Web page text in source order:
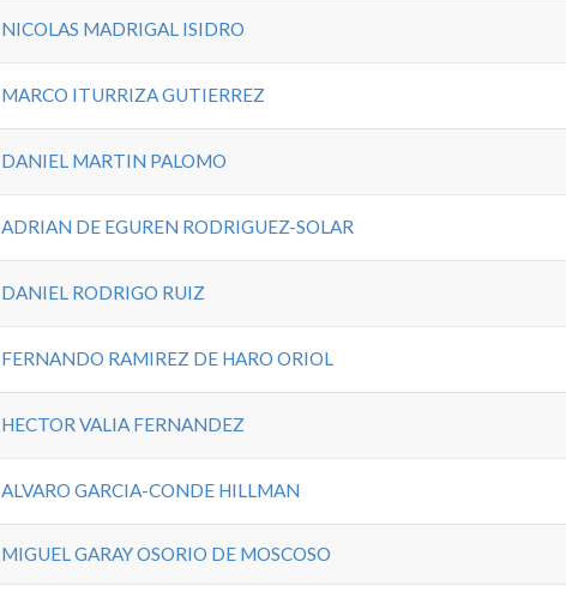
NICOLAS MADRIGAL ISIDRO
MARCO ITURRIZA GUTIERREZ
DANIEL MARTIN PALOMO
ADRIAN DE EGUREN RODRIGUEZ-SOLAR
DANIEL RODRIGO RUIZ
FERNANDO RAMIREZ DE HARO ORIOL
HECTOR VALIA FERNANDEZ
ALVARO GARCIA-CONDE HILLMAN
MIGUEL GARAY OSORIO DE MOSCOSO